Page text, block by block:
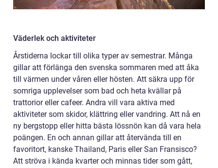
Väderlek och aktiviteter
Årstiderna lockar till olika typer av semestrar. Många
gillar att förlänga den svenska sommaren med att åka
till värmen under våren eller hösten. Att säkra upp för
somriga upplevelser som bad och heta kvällar på
trattorior eller cafeer. Andra vill vara aktiva med
aktiviteter som skidor, klättring eller vandring. Att nå en
ny bergstopp eller hitta bästa lössnön kan då vara hela
poängen. En och annan gillar att återvända till en
favoritort, kanske Thailand, Paris eller San Fransisco?
Att ströva i kända kvarter och minnas tider som gått,